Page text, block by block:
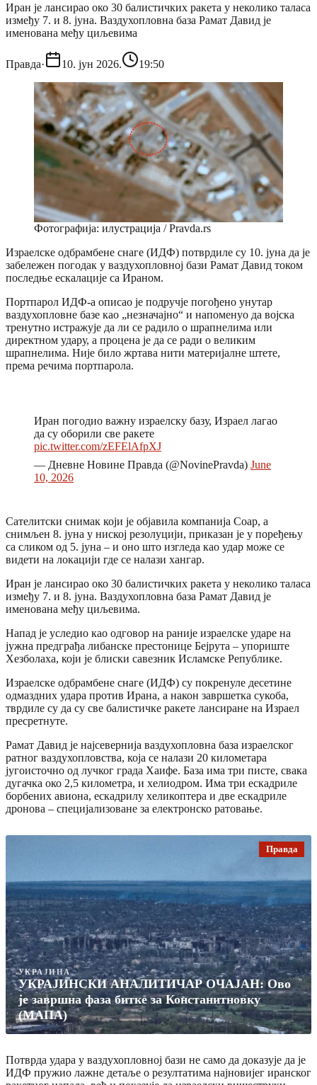
Иран је лансирао око 30 балистичких ракета у неколико таласа
између 7. и 8. јуна. Ваздухопловна база Рамат Давид је
именована међу циљевима
Правда· 10. јун 2026. 19:50
Фотографија: илустрација / Pravda.rs
Израелске одбрамбене снаге (ИДФ) потврдиле су 10. јуна да је
забележен погодак у ваздухопловној бази Рамат Давид током
последње ескалације са Ираном.
Портпарол ИДФ-а описао је подручје погођено унутар
ваздухопловне базе као „незначајно“ и напоменуо да војска
тренутно истражује да ли се радило о шрапнелима или
директном удару, а процена је да се ради о великим
шрапнелима. Није било жртава нити материјалне штете,
према речима портпарола.
Иран погодио важну израелску базу, Израел лагао
да су оборили све ракете
pic.twitter.com/zEFElAfpXJ
— Дневне Новине Правда (@NovinePravda) June
10, 2026
Сателитски снимак који је објавила компанија Соар, а
снимљен 8. јуна у ниској резолуцији, приказан је у поређењу
са сликом од 5. јуна – и оно што изгледа као удар може се
видети на локацији где се налази хангар.
Иран је лансирао око 30 балистичких ракета у неколико таласа
између 7. и 8. јуна. Ваздухопловна база Рамат Давид је
именована међу циљевима.
Напад је уследио као одговор на раније израелске ударе на
јужна предграђа либанске престонице Бејрута – упориште
Хезболаха, који је блиски савезник Исламске Републике.
Израелске одбрамбене снаге (ИДФ) су покренуле десетине
одмаздних удара против Ирана, а након завршетка сукоба,
тврдиле су да су све балистичке ракете лансиране на Израел
пресретнуте.
Рамат Давид је најсевернија ваздухопловна база израелског
ратног ваздухопловства, која се налази 20 километара
југоисточно од лучког града Хаифе. База има три писте, свака
дугачка око 2,5 километра, и хелиодром. Има три ескадриле
борбених авиона, ескадрилу хеликоптера и две ескадриле
дронова – специјализоване за електронско ратовање.
Правда
УКРАЈИНА
УКРАЈИНСКИ АНАЛИТИЧАР ОЧАЈАН: Ово
је завршна фаза битке за Констанитновку
(МАПА)
Потврда удара у ваздухопловној бази не само да доказује да је
ИДФ пружио лажне детаље о резултатима најновијег иранског